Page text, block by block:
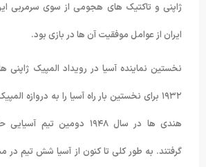
ژاپنی و تاکتیک های هجومی از سوی سرمربی
ایران از عوامل موفقیت آن ها در بازی بود.
نخستین نماینده آسیا در رویداد المپیک ژاپنی
۱۹۳۲ برای نخستین بار راه آسیا را به دروازه
هندی ها در سال ۱۹۴۸ دومین تیم
گرفتند. به طور کلی تا کنون از آسیا شش تیم در